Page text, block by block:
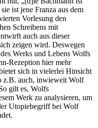
ist jene Franza aus dem
Vorlesung den
Schreibens mit
auch aus dieser
zeigen wird. Deswegen
Werks und Lebens Wolfs
Rezeption hier mehr
sich in vielerlei Hinsicht
z.B. auch, inwieweit Wolf
gilt es, Wolfs
Werk zu analysieren, um
Utopiebegriff bei Wolf